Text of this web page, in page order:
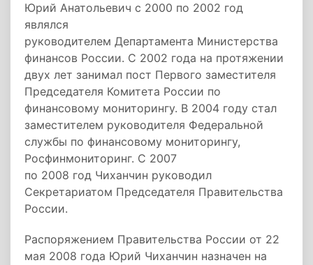
Юрий Анатольевич с 2000 по 2002 год
являлся
руководителем Департамента Министерства
финансов России. С 2002 года на протяжении
двух лет занимал пост Первого заместителя
Председателя Комитета России по
финансовому мониторингу. В 2004 году стал
заместителем руководителя Федеральной
службы по финансовому мониторингу,
Росфинмониторинг. С 2007
по 2008 год Чиханчин руководил
Секретариатом Председателя Правительства
России.
Распоряжением Правительства России от 22
мая 2008 года Юрий Чиханчин назначен на